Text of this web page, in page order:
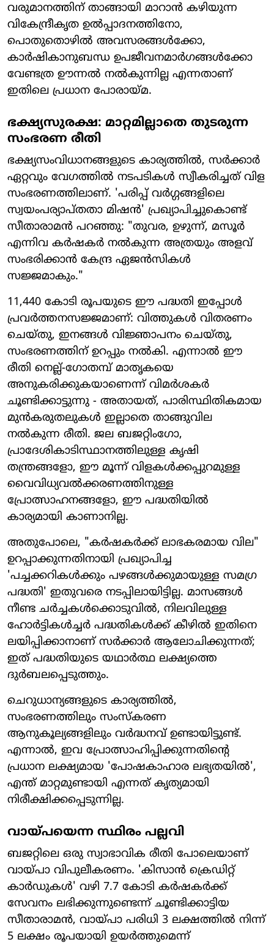
വരുമാനത്തിന് താങ്ങായി മാറാൻ കഴിയുന്ന
വികേന്ദ്രീകൃത ഉൽപ്പാദനത്തിനോ,
പൊതുതൊഴിൽ അവസരങ്ങൾക്കോ,
കാർഷികാനുബന്ധ ഉപജീവനമാർഗങ്ങൾക്കോ
വേണ്ടത്ര ഊന്നൽ നൽകുന്നില്ല എന്നതാണ്
ഇതിലെ പ്രധാന പോരായ്മ.
ഭക്ഷ്യസുരക്ഷ: മാറ്റമില്ലാതെ തുടരുന്ന
സംഭരണ രീതി
ഭക്ഷ്യസംവിധാനങ്ങളുടെ കാര്യത്തിൽ, സർക്കാർ
ഏറ്റവും വേഗത്തിൽ നടപടികൾ സ്വീകരിച്ചത് വിള
സംഭരണത്തിലാണ്. 'പരിപ്പ് വർഗ്ഗങ്ങളിലെ
സ്വയംപര്യാപ്തതാ മിഷൻ' പ്രഖ്യാപിച്ചുകൊണ്ട്
സീതാരാമൻ പറഞ്ഞു: "തുവര, ഉഴുന്ന്, മസൂർ
എന്നിവ കർഷകർ നൽകുന്ന അത്രയും അളവ്
സംഭരിക്കാൻ കേന്ദ്ര ഏജൻസികൾ
സജ്ജമാകും."
11,440 കോടി രൂപയുടെ ഈ പദ്ധതി ഇപ്പോൾ
പ്രവർത്തനസജ്ജമാണ്: വിത്തുകൾ വിതരണം
ചെയ്തു, ഇനങ്ങൾ വിജ്ഞാപനം ചെയ്തു,
സംഭരണത്തിന് ഉറപ്പും നൽകി. എന്നാൽ ഈ
രീതി നെല്ല്-ഗോതമ്പ് മാതൃകയെ
അനുകരിക്കുകയാണെന്ന് വിമർശകർ
ചൂണ്ടിക്കാട്ടുന്നു - അതായത്, പാരിസ്ഥിതികമായ
മുൻകരുതലുകൾ ഇല്ലാതെ താങ്ങുവില
നൽകുന്ന രീതി. ജല ബജറ്റിംഗോ,
പ്രാദേശികാടിസ്ഥാനത്തിലുള്ള കൃഷി
തന്ത്രങ്ങളോ, ഈ മൂന്ന് വിളകൾക്കപ്പുറമുള്ള
വൈവിധ്യവൽക്കരണത്തിനുള്ള
പ്രോത്സാഹനങ്ങളോ, ഈ പദ്ധതിയിൽ
കാര്യമായി കാണാനില്ല.
അതുപോലെ, "കർഷകർക്ക് ലാഭകരമായ വില"
ഉറപ്പാക്കുന്നതിനായി പ്രഖ്യാപിച്ച
'പച്ചക്കറികൾക്കും പഴങ്ങൾക്കുമായുള്ള സമഗ്ര
പദ്ധതി' ഇതുവരെ നടപ്പിലായിട്ടില്ല. മാസങ്ങൾ
നീണ്ട ചർച്ചകൾക്കൊടുവിൽ, നിലവിലുള്ള
ഹോർട്ടികൾച്ചർ പദ്ധതികൾക്ക് കീഴിൽ ഇതിനെ
ലയിപ്പിക്കാനാണ് സർക്കാർ ആലോചിക്കുന്നത്;
ഇത് പദ്ധതിയുടെ യഥാർത്ഥ ലക്ഷ്യത്തെ
ദുർബലപ്പെടുത്തും.
ചെറുധാന്യങ്ങളുടെ കാര്യത്തിൽ,
സംഭരണത്തിലും സംസ്കരണ
ആനുകൂല്യങ്ങളിലും വർദ്ധനവ് ഉണ്ടായിട്ടുണ്ട്.
എന്നാൽ, ഇവ പ്രോത്സാഹിപ്പിക്കുന്നതിന്റെ
പ്രധാന ലക്ഷ്യമായ 'പോഷകാഹാര ലഭ്യതയിൽ',
എന്ത് മാറ്റമുണ്ടായി എന്നത് കൃത്യമായി
നിരീക്ഷിക്കപ്പെടുന്നില്ല.
വായ്പയെന്ന സ്ഥിരം പല്ലവി
ബജറ്റിലെ ഒരു സ്വാഭാവിക രീതി പോലെയാണ്
വായ്പാ വിപുലീകരണം. 'കിസാൻ ക്രെഡിറ്റ്
കാർഡുകൾ' വഴി 7.7 കോടി കർഷകർക്ക്
സേവനം ലഭിക്കുന്നുണ്ടെന്ന് ചൂണ്ടിക്കാട്ടിയ
സീതാരാമൻ, വായ്പാ പരിധി 3 ലക്ഷത്തിൽ നിന്ന്
5 ലക്ഷം രൂപയായി ഉയർത്തുമെന്ന്